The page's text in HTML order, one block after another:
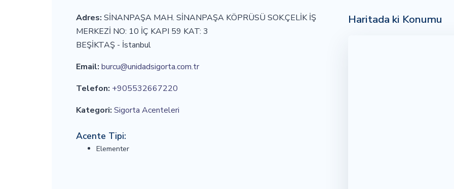
Adres: SİNANPAŞA MAH. SİNANPAŞA KÖPRÜSÜ SOK.ÇELİK İŞ
MERKEZİ NO: 10 İÇ KAPI 59 KAT: 3
BEŞİKTAŞ - İstanbul
Email: burcu@unidadsigorta.com.tr
Telefon: +905532667220
Kategori: Sigorta Acenteleri
Acente Tipi:
Elementer
Haritada ki Konumu